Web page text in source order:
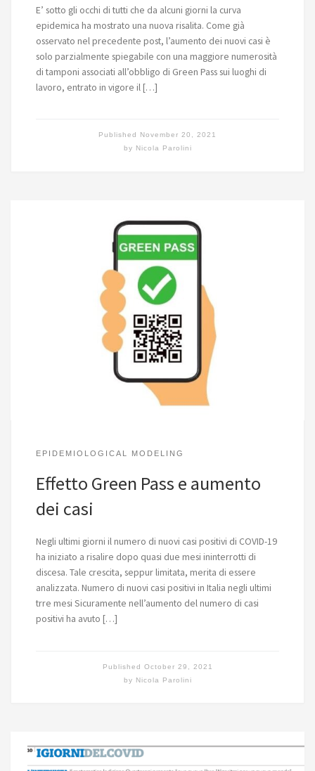
E’ sotto gli occhi di tutti che da alcuni giorni la curva
epidemica ha mostrato una nuova risalita. Come già
osservato nel precedente post, l’aumento dei nuovi casi è
solo parzialmente spiegabile con una maggiore numerosità
di tamponi associati all’obbligo di Green Pass sui luoghi di
lavoro, entrato in vigore il […]
by Nicola Parolini
Published November 20, 2021
EPIDEMIOLOGICAL MODELING
Effetto Green Pass e aumento
dei casi
Negli ultimi giorni il numero di nuovi casi positivi di COVID-19
ha iniziato a risalire dopo quasi due mesi ininterrotti di
discesa. Tale crescita, seppur limitata, merita di essere
analizzata. Numero di nuovi casi positivi in Italia negli ultimi
trre mesi Sicuramente nell’aumento del numero di casi
positivi ha avuto […]
by Nicola Parolini
Published October 29, 2021